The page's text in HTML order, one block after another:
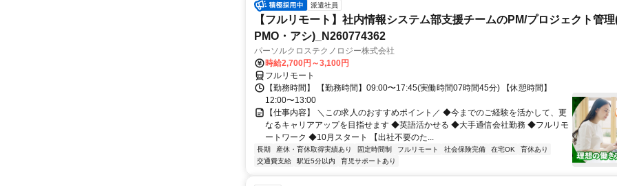
派遣社員
【フルリモート】社内情報システム部支援チームのPM/プロジェクト管
PMO・アシ)_N260774362
パーソルクロステクノロジー株式会社
時給2,700円～3,100円
フルリモート
【勤務時間】 【勤務時間】09:00〜17:45(実働時間07時間45分) 【休憩時間】
12:00〜13:00
【仕事内容】 ＼この求人のおすすめポイント／ ◆今までのご経験を活かして、更
なるキャリアアップを目指せます ◆英語活かせる ◆大手通信会社勤務 ◆フルリモ
ートワーク ◆10月スタート 【出社不要のた...
長期 産休・育休取得実績あり 固定時間制 フルリモート 社会保険完備 在宅OK
育休あり
交通費支給
駅近5分以内 育児サポートあり